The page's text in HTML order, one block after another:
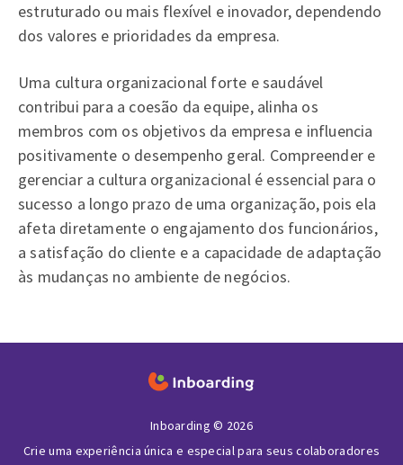
estruturado ou mais flexível e inovador, dependendo
dos valores e prioridades da empresa.
Uma cultura organizacional forte e saudável
contribui para a coesão da equipe, alinha os
membros com os objetivos da empresa e influencia
positivamente o desempenho geral. Compreender e
gerenciar a cultura organizacional é essencial para o
sucesso a longo prazo de uma organização, pois ela
afeta diretamente o engajamento dos funcionários,
a satisfação do cliente e a capacidade de adaptação
às mudanças no ambiente de negócios.
Inboarding © 2026
Crie uma experiência única e especial para seus colaboradores